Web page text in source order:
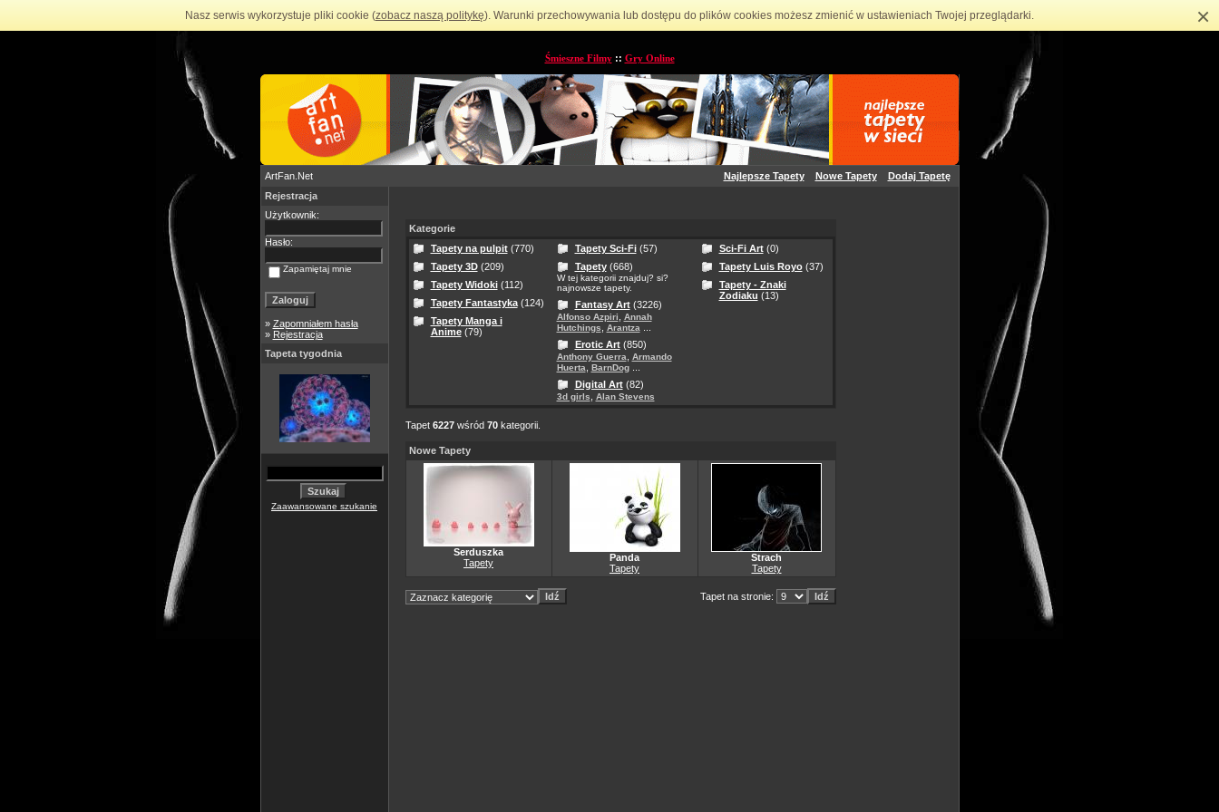
Nasz serwis wykorzystuje pliki cookie (zobacz naszą politykę). Warunki przechowywania lub dostępu do plików cookies możesz zmienić w ustawieniach Twojej przeglądarki. ×
Śmieszne Filmy:: Gry Online
ArtFan.Net Najlepsze Tapety Nowe Tapety
Dodaj Tapetę
Rejestracja
Użytkownik:
Hasło:
Zapamiętaj mnie
» Zapomniałem hasła
» Rejestracja
Tapeta tygodnia
Zaawansowane szukanie
Kategorie
Tapety na pulpit(770)
Tapety 3D(209)
Tapety Widoki(112)
Tapety Fantastyka(124)
Tapety Manga i
Anime(79)
Tapety Sci-Fi(57)
Tapety(668)
W tej kategorii znajduj? si?
najnowsze tapety.
Fantasy Art(3226)
Alfonso Azpiri
Annah
Hutchings
Arantza
Erotic Art(850)
Anthony Guerra
Armando
Huerta
BarnDog...
Digital Art(82)
3d girls Alan Stevens
Sci-Fi Art(0)
Tapety Luis Royo(37)
Tapety - Znaki
Zodiaku (13)
Tapet 6227wśród 70kategorii.
Nowe Tapety
Serduszka
Tapety
Panda
Tapety
Strach
Tapety
Tapet na stronie: